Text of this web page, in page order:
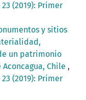
(2019): Primer
y sitios
un patrimonio
Chile ,
(2019): Primer